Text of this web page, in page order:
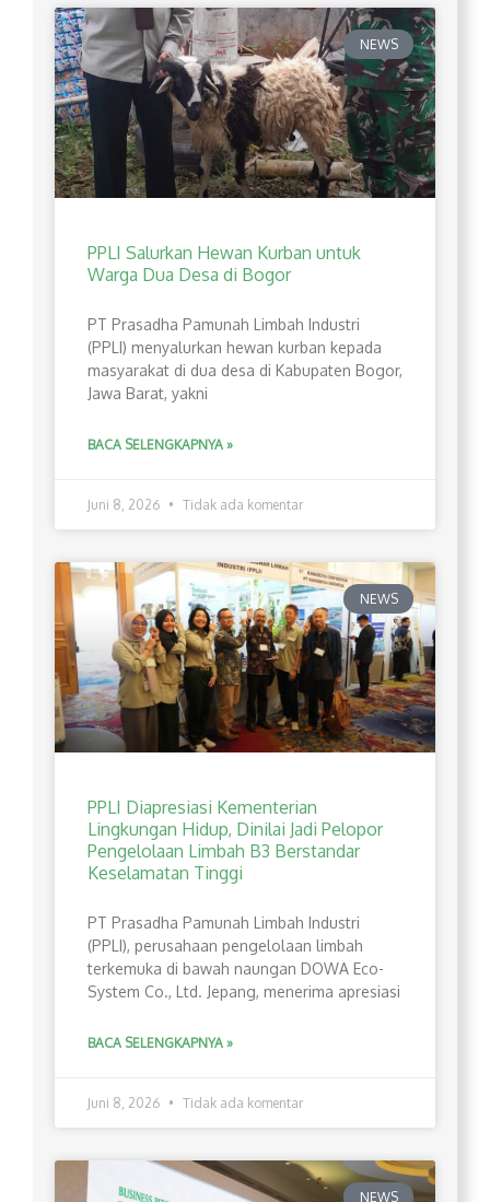
NEWS
PPLI Salurkan Hewan Kurban untuk
Warga Dua Desa di Bogor
PT Prasadha Pamunah Limbah Industri
(PPLI) menyalurkan hewan kurban kepada
masyarakat di dua desa di Kabupaten Bogor,
Jawa Barat, yakni
BACA SELENGKAPNYA »
Juni 8, 2026 Tidak ada komentar
NEWS
PPLI Diapresiasi Kementerian
Lingkungan Hidup, Dinilai Jadi Pelopor
Pengelolaan Limbah B3 Berstandar
Keselamatan Tinggi
PT Prasadha Pamunah Limbah Industri
(PPLI), perusahaan pengelolaan limbah
terkemuka di bawah naungan DOWA Eco-
System Co., Ltd. Jepang, menerima apresiasi
BACA SELENGKAPNYA »
Juni 8, 2026 Tidak ada komentar
NEWS